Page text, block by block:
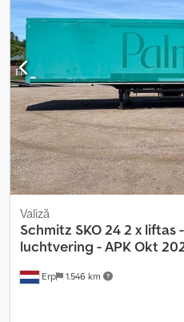
spate - Suspensie pneumatică -
rezervă - Frâne pe disc Dcodoy
suplimentare = Configurație axe
22.5 Frâne: Frâne pe disc
spate 1: Sarcină maximă pe axă:
50%; Profil anvelopă dreapta:
axă: 9.000 kg; Profil anvelopă
60% Greutăți Greutate proprie:
MMA: 30.000 kg Funcțional
Stare Stare tehnică: bună Stare
de înmatriculare: OK-58-KX
Erp 1.546 km
Valiză
Schmitz SKO 24 2 x liftas -
luchtvering - APK Okt